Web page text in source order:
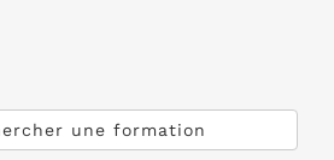
une formation